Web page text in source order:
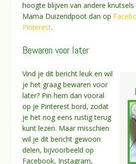
hoogte blijven van andere
Mama Duizendpoot dan op
Pinterest.
Bewaren voor later
Vind je dit bericht leuk en wil
je het graag bewaren voor
later? Pin hem dan vooral
op je Pinterest bord, zodat
je het nog eens rustig terug
kunt lezen. Maar misschien
wil je dit bericht gewoon
delen, bijvoorbeeld op
Facebook, Instagram,